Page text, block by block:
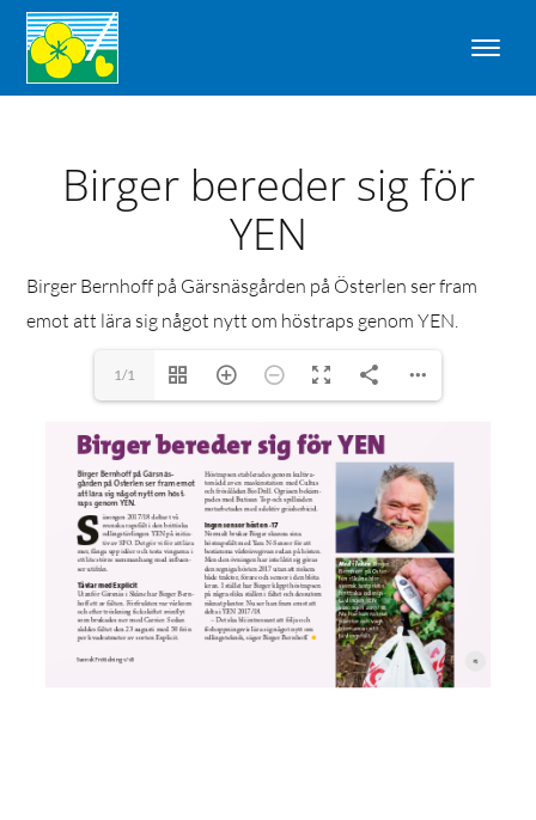
Birger bereder sig för
YEN
Birger Bernhoff på Gärsnäsgården på Österlen ser fram
emot att lära sig något nytt om höstraps genom YEN.
1/1